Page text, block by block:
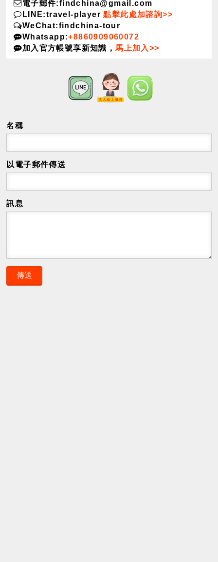
電子郵件:findchina@gmail.com
LINE:travel-player點擊此處加諮詢>>
WeChat:findchina-tour
Whatsapp:+8860909060072
加入官方帳號享新知識，馬上加入>>
名稱
以電子郵件傳送
訊息